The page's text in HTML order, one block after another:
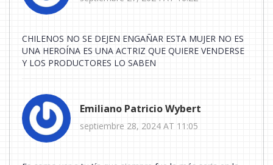
CHILENOS NO SE DEJEN ENGAÑAR ESTA MUJER NO ES
UNA HEROÍNA ES UNA ACTRIZ QUE QUIERE VENDERSE
Y LOS PRODUCTORES LO SABEN
Emiliano Patricio Wybert
septiembre 28, 2024 AT 11:05